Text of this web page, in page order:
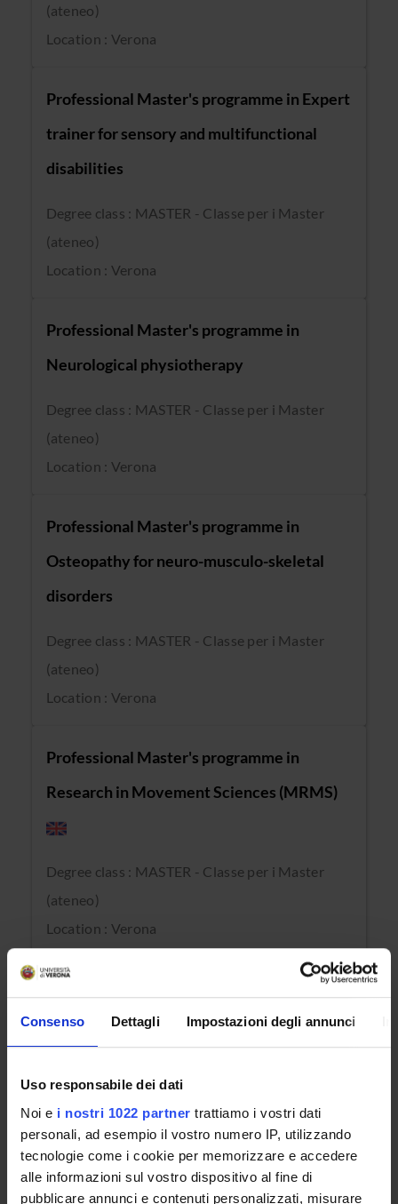
Consenso Dettagli Impostazioni degli annunci
Uso responsabile dei dati
Noi e i nostri 1022 partner trattiamo i vostri dati
personali, ad esempio il vostro numero IP, utilizzando
tecnologie come i cookie per memorizzare e accedere
alle informazioni sul vostro dispositivo al fine di
pubblicare annunci e contenuti personalizzati, misurare
(ateneo)
Location : Verona
Professional Master's programme in Expert
trainer for sensory and multifunctional
disabilities
Degree class : MASTER - Classe per i Master
(ateneo)
Location : Verona
Professional Master's programme in
Neurological physiotherapy
Degree class : MASTER - Classe per i Master
(ateneo)
Location : Verona
Professional Master's programme in
Osteopathy for neuro-musculo-skeletal
disorders
Degree class : MASTER - Classe per i Master
(ateneo)
Location : Verona
Professional Master's programme in
Research in Movement Sciences (MRMS)
Degree class : MASTER - Classe per i Master
(ateneo)
Location : Verona
complessa
(ateneo)
Location : Verona
Master in Meccanismi rigenerativi